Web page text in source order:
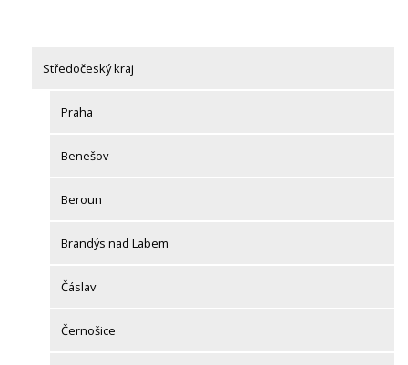
Středočeský kraj
Praha
Benešov
Beroun
Brandýs nad Labem
Čáslav
Černošice